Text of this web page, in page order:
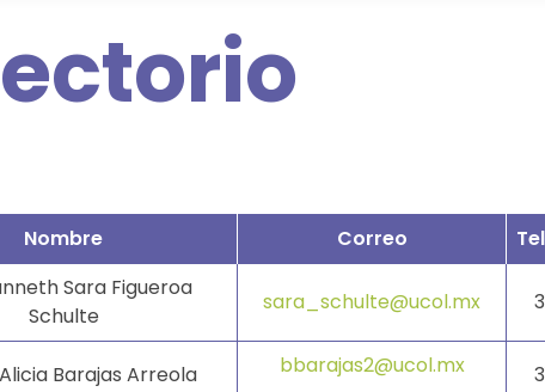
Nombre Correo
Sara Figueroa
Schulte
sara_schulte@ucol.mx
Barajas Arreola bbarajas2@ucol.mx